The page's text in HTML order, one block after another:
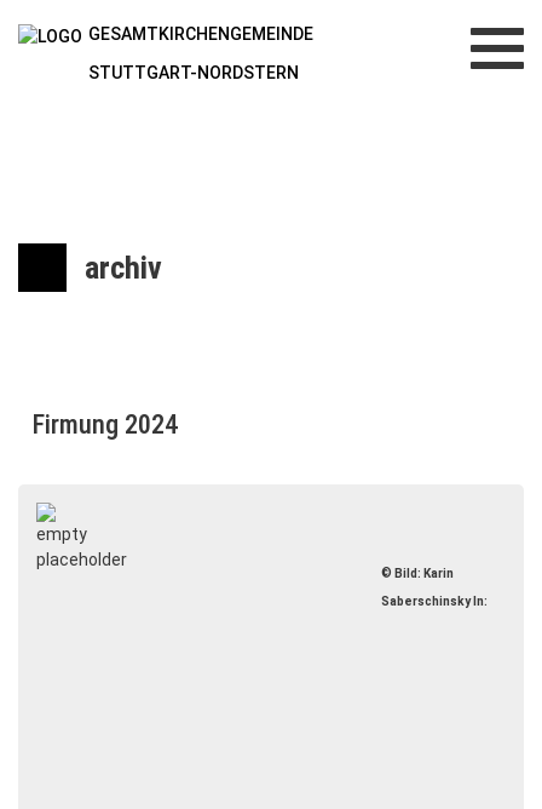
GESAMTKIRCHENGEMEINDE
STUTTGART-NORDSTERN
archiv
Firmung 2024
© Bild: Karin
Saberschinsky In: